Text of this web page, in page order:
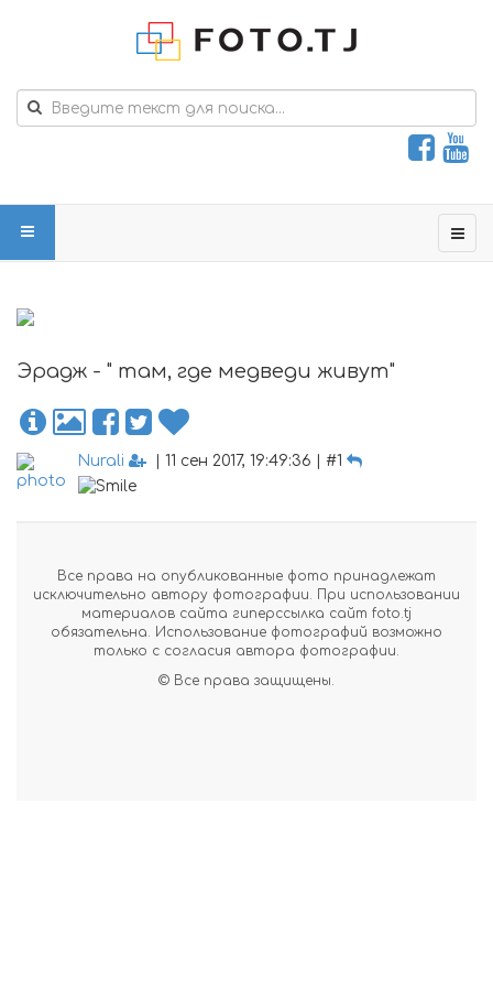
Эрадж - " там, где медведи живут"
Nurali | 11 сен 2017, 19:49:36 | #1
Все права на опубликованные фото принадлежат
исключительно автору фотографии. При использовании
материалов сайта гиперссылка сайт foto.tj
обязательна. Использование фотографий возможно
только с согласия автора фотографии.
© Все права защищены.